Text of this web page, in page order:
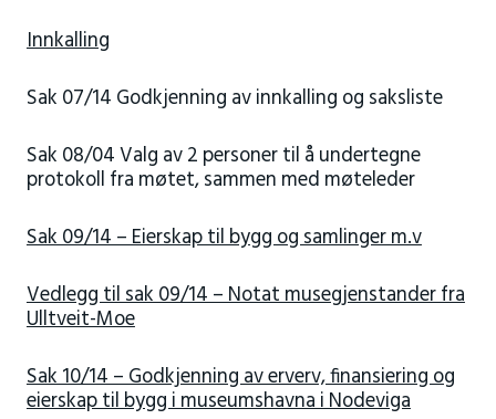
Innkalling
Sak 07/14 Godkjenning av innkalling og saksliste
Sak 08/04 Valg av 2 personer til å undertegne
protokoll fra møtet, sammen med møteleder
Sak 09/14 – Eierskap til bygg og samlinger m.v
Vedlegg til sak 09/14 – Notat musegjenstander fra
Ulltveit-Moe
Sak 10/14 – Godkjenning av erverv, finansiering og
eierskap til bygg i museumshavna i Nodeviga